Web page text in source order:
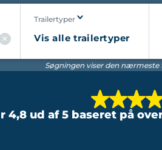
Trailertyper
Søgningen viser den
4,8 ud af 5 baseret på